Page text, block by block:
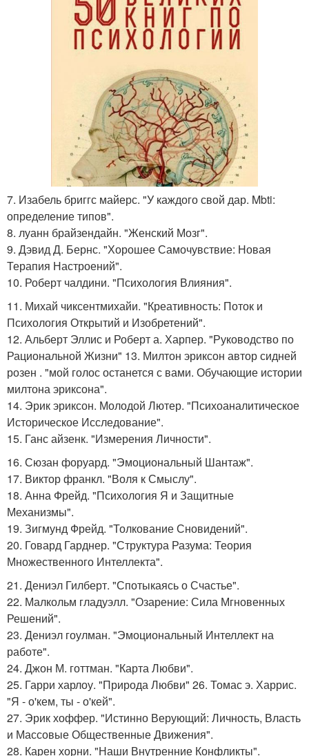
7. Изабель бриггс майерс. "У каждого свой дар. Mbti:
определение типов".
8. луанн брайзендайн. "Женский Мозг".
9. Дэвид Д. Бернс. "Хорошее Самочувствие: Новая
Терапия Настроений".
10. Роберт чалдини. "Психология Влияния".
11. Михай чиксентмихайи. "Креативность: Поток и
Психология Открытий и Изобретений".
12. Альберт Эллис и Роберт а. Харпер. "Руководство по
Рациональной Жизни" 13. Милтон эриксон автор сидней
розен . "мой голос останется с вами. Обучающие истории
милтона эриксона".
14. Эрик эриксон. Молодой Лютер. "Психоаналитическое
Историческое Исследование".
15. Ганс айзенк. "Измерения Личности".
16. Сюзан форуард. "Эмоциональный Шантаж".
17. Виктор франкл. "Воля к Смыслу".
18. Анна Фрейд. "Психология Я и Защитные
Механизмы".
19. Зигмунд Фрейд. "Толкование Сновидений".
20. Говард Гарднер. "Структура Разума: Теория
Множественного Интеллекта".
21. Дениэл Гилберт. "Спотыкаясь о Счастье".
22. Малкольм гладуэлл. "Озарение: Сила Мгновенных
Решений".
23. Дениэл гоулман. "Эмоциональный Интеллект на
работе".
24. Джон М. готтман. "Карта Любви".
25. Гарри харлоу. "Природа Любви" 26. Томас э. Харрис.
"Я - о'кем, ты - о'кей".
27. Эрик хоффер. "Истинно Верующий: Личность, Власть
и Массовые Общественные Движения".
28. Карен хорни. "Наши Внутренние Конфликты".